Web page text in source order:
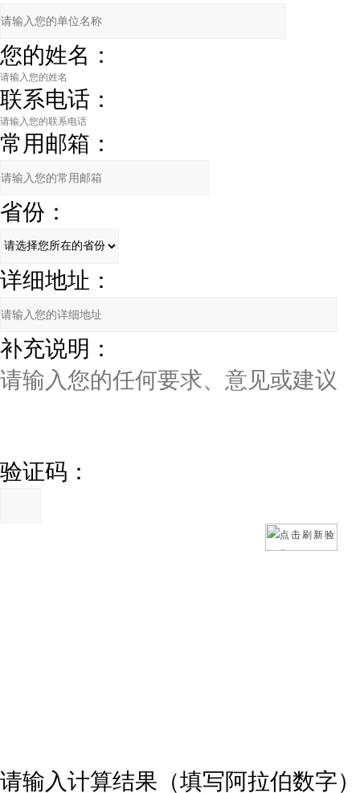
您的姓名：
联系电话：
常用邮箱：
省份：
详细地址：
补充说明：
验证码：
请输入计算结果（填写阿拉伯数字